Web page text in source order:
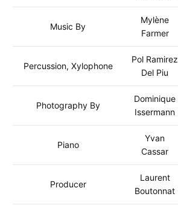
Music By
Mylène
Farmer
Percussion, Xylophone
Pol Ramirez
Del Piu
Photography By
Dominique
Issermann
Piano
Yvan
Cassar
Producer
Laurent
Boutonnat